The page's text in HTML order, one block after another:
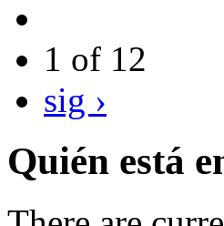
1 of 12
sig ›
Quién está